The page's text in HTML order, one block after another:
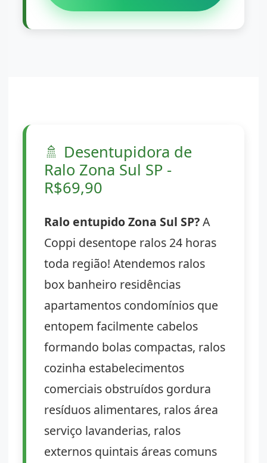
🚿 Desentupidora de
Ralo Zona Sul SP -
R$69,90
Ralo entupido Zona Sul SP?A
Coppi desentope ralos 24 horas
toda região! Atendemos ralos
box banheiro residências
apartamentos condomínios que
entopem facilmente cabelos
formando bolas compactas, ralos
cozinha estabelecimentos
comerciais obstruídos gordura
resíduos alimentares, ralos área
serviço lavanderias, ralos
externos quintais áreas comuns